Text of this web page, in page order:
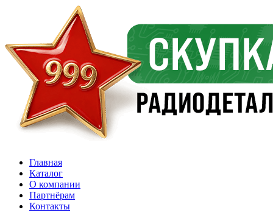
Главная
Каталог
О компании
Партнёрам
Контакты